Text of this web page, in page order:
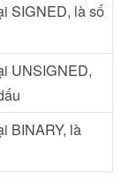
SIGNED, là số
UNSIGNED,
BINARY, là